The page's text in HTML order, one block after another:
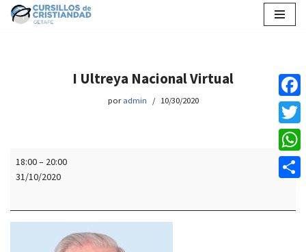
I Ultreya Nacional Virtual
por admin 10/30/2020
18:00– 20:00
31/10/2020